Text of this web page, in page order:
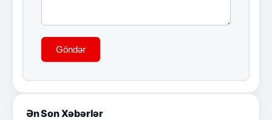
Göndər
Ən Son Xəbərlər